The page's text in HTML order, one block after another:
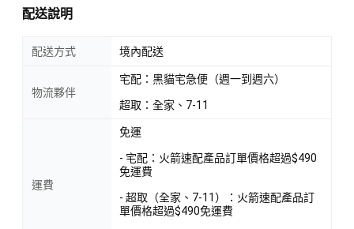
配送說明
配送方式 境內配送
物流夥伴
宅配：黑貓宅急便（週一到週六）
超取：全家、7-11
運費
免運
- 宅配：火箭速配產品訂單價格超過$490
免運費
- 超取（全家、7-11）：火箭速配產品訂
單價格超過$490免運費